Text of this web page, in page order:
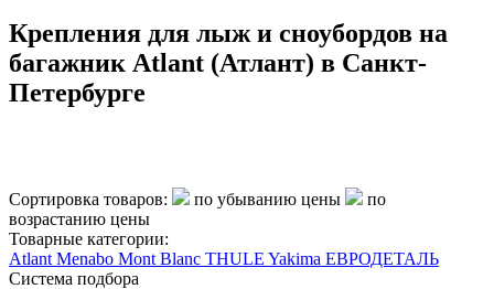
Крепления для лыж и сноубордов на
багажник Atlant (Атлант) в Санкт-
Петербурге
Сортировка товаров: по убыванию цены
по
возрастанию цены
Товарные категории:
Atlant Menabo Mont Blanc THULE Yakima ЕВРОДЕТАЛЬ
Система подбора